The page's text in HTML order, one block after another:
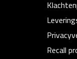
Recall